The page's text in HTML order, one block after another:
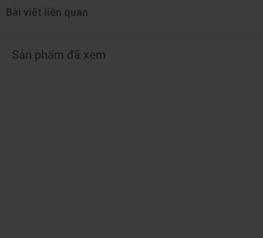
Bài viết liên quan
Sản phẩm đã xem